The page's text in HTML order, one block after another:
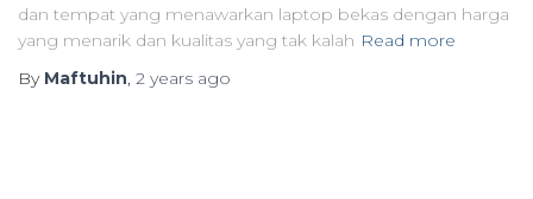
dan tempat yang menawarkan laptop bekas dengan harga
yang menarik dan kualitas yang tak kalah Read more
By Maftuhin, 2 years ago